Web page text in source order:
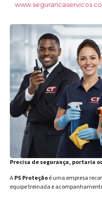
Precisa de segurança, portaria
APS Proteçãoé uma empresa
equipe treinada e